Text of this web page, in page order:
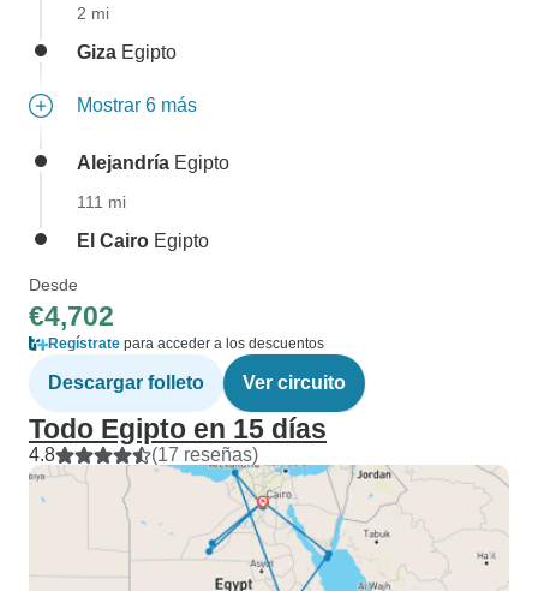
2 mi
Giza Egipto
Mostrar 6 más
Alejandría Egipto
111 mi
El Cairo Egipto
Desde
€4,702
Regístrate para acceder a los descuentos
Descargar folleto Ver circuito
Todo Egipto en 15 días
4.8 (17 reseñas)